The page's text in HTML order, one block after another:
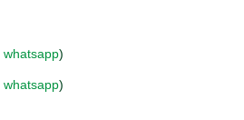
whatsapp)
whatsapp)